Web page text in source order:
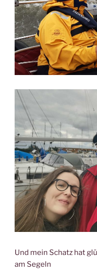
Und mein Schatz hat
am Segeln